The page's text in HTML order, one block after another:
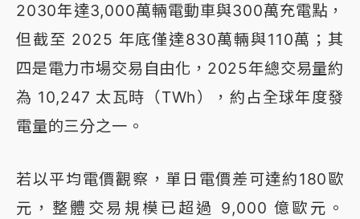
2030年達3,000萬輛電動車與300萬充電點，
但截至 2025 年底僅達830萬輛與110萬；其
四是電力市場交易自由化，2025年總交易量約
為 10,247 太瓦時（TWh），約占全球年度發
電量的三分之一。
若以平均電價觀察，單日電價差可達約180歐
元，整體交易規模已超過 9,000 億歐元。